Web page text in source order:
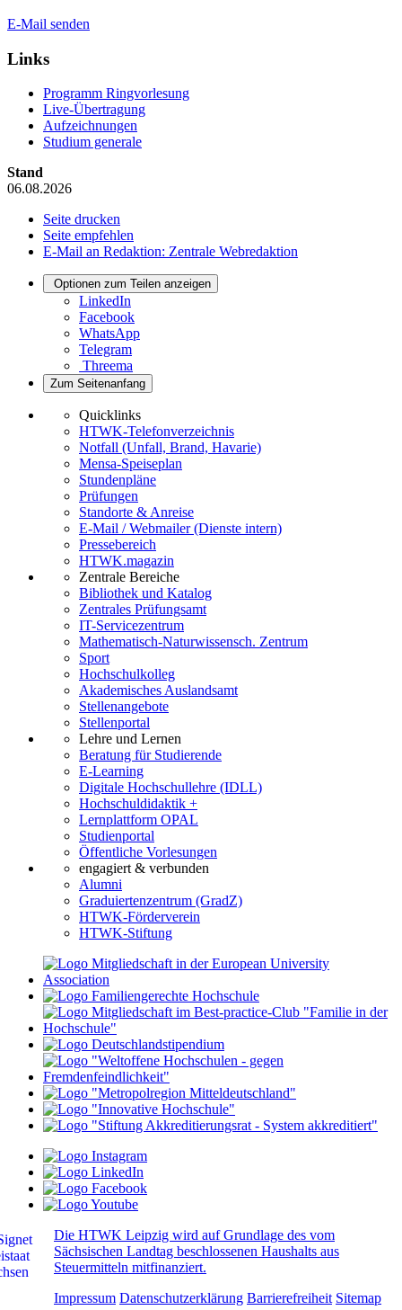
E-Mail senden
Links
Programm Ringvorlesung
Live-Übertragung
Aufzeichnungen
Studium generale
Stand
06.08.2026
Seite drucken
Seite empfehlen
E-Mail an Redaktion: Zentrale Webredaktion
Optionen zum Teilen anzeigen
LinkedIn
Facebook
WhatsApp
Telegram
Threema
Zum Seitenanfang
Quicklinks
HTWK-Telefonverzeichnis
Notfall (Unfall, Brand, Havarie)
Mensa-Speiseplan
Stundenpläne
Prüfungen
Standorte & Anreise
E-Mail / Webmailer (Dienste intern)
Pressebereich
HTWK.magazin
Zentrale Bereiche
Bibliothek und Katalog
Zentrales Prüfungsamt
IT-Servicezentrum
Mathematisch-Naturwissensch. Zentrum
Sport
Hochschulkolleg
Akademisches Auslandsamt
Stellenangebote
Stellenportal
Lehre und Lernen
Beratung für Studierende
E-Learning
Digitale Hochschullehre (IDLL)
Hochschuldidaktik +
Lernplattform OPAL
Studienportal
Öffentliche Vorlesungen
engagiert & verbunden
Alumni
Graduiertenzentrum (GradZ)
HTWK-Förderverein
HTWK-Stiftung
Die HTWK Leipzig wird auf Grundlage des vom
Sächsischen Landtag beschlossenen Haushalts aus
Steuermitteln mitfinanziert.
Impressum Datenschutzerklärung Barrierefreiheit Sitemap